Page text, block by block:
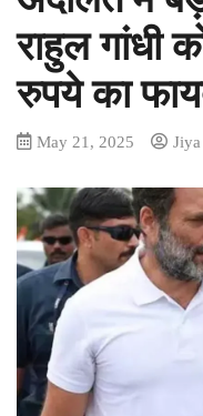
राहुल गांधी
रुपये का
May 21, 2025